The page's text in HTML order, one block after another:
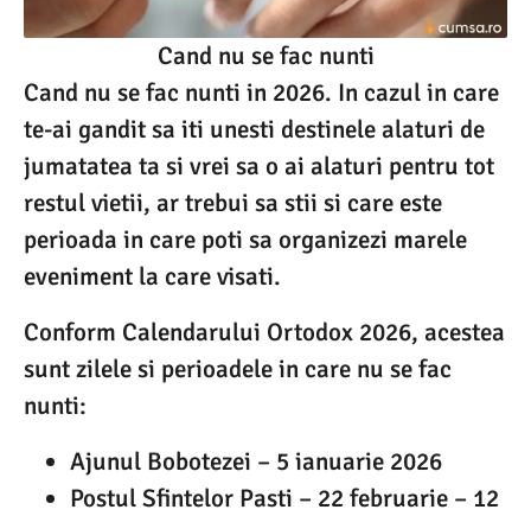
Cand nu se fac nunti
Cand nu se fac nunti in 2026. In cazul in care
te-ai gandit sa iti unesti destinele alaturi de
jumatatea ta si vrei sa o ai alaturi pentru tot
restul vietii, ar trebui sa stii si care este
perioada in care poti sa organizezi marele
eveniment la care visati.
Conform Calendarului Ortodox 2026, acestea
sunt zilele si perioadele in care nu se fac
nunti:
Ajunul Bobotezei – 5 ianuarie 2026
Postul Sfintelor Pasti – 22 februarie – 12